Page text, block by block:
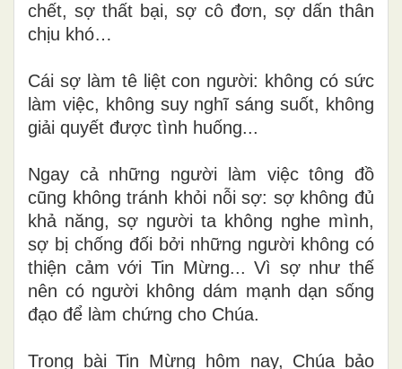
chết, sợ thất bại, sợ cô đơn, sợ dấn thân
chịu khó…
Cái sợ làm tê liệt con người: không có sức
làm việc, không suy nghĩ sáng suốt, không
giải quyết được tình huống...
Ngay cả những người làm việc tông đồ
cũng không tránh khỏi nỗi sợ: sợ không đủ
khả năng, sợ người ta không nghe mình,
sợ bị chống đối bởi những người không có
thiện cảm với Tin Mừng... Vì sợ như thế
nên có người không dám mạnh dạn sống
đạo để làm chứng cho Chúa.
Trong bài Tin Mừng hôm nay, Chúa bảo